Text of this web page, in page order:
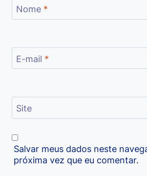
Nome *
E-mail *
Site
Salvar meus dados neste
próxima vez que eu comentar.